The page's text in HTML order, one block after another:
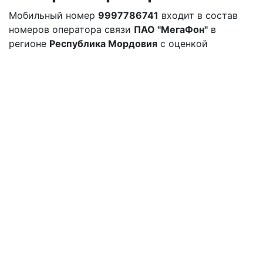
Мобильный номер 9997786741 входит в состав
номеров оператора связи ПАО "МегаФон" в
регионе Республика Мордовия с оценкой